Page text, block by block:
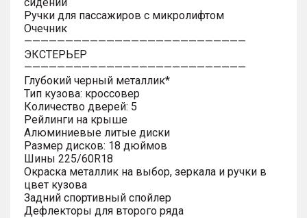
Ручки для пассажиров с микролифтом
Очечник
———————————————————————————
ЭКСТЕРЬЕР
———————————————————————————
Глубокий черный металлик*
Тип кузова: кроссовер
Количество дверей: 5
Рейлинги на крыше
Алюминиевые литые диски
Размер дисков: 18 дюймов
Шины 225/60R18
Окраска металлик на выбор, зеркала и ручки в
цвет кузова
Задний спортивный спойлер
Дефлекторы для второго ряда